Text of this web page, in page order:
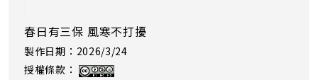
春日有三保 風寒不打擾
製作日期：2026/3/24
授權條款：